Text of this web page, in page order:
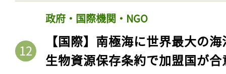
政府・国際機関・NGO
【国際】南極海に世界最大の
生物資源保存条約で加盟国が合